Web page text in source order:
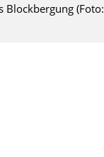
Blockbergung (Foto: